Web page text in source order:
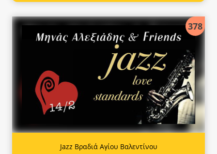
378
Jazz Βραδιά Αγίου Βαλεντίνου